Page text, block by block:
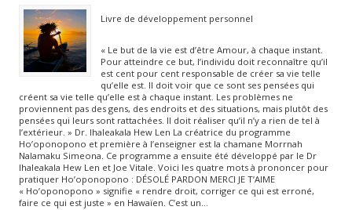
Livre de développement personnel
« Le but de la vie est d’être Amour, à chaque instant.
Pour atteindre ce but, l’individu doit reconnaître qu’il
est cent pour cent responsable de créer sa vie telle
qu’elle est. Il doit voir que ce sont ses pensées qui
créent sa vie telle qu’elle est à chaque instant. Les problèmes ne
proviennent pas des gens, des endroits et des situations, mais plutôt des
pensées qui leurs sont rattachées. Il doit réaliser qu’il n’y a rien de tel à
l’extérieur. » Dr. Ihaleakala Hew Len La créatrice du programme
Ho’oponopono et première à l’enseigner est la chamane Morrnah
Nalamaku Simeona. Ce programme a ensuite été développé par le Dr
Ihaleakala Hew Len et Joe Vitale. Voici les quatre mots à prononcer pour
pratiquer Ho’oponopono : DÉSOLÉ PARDON MERCI JE T’AIME
« Ho’oponopono » signifie « rendre droit, corriger ce qui est erroné,
faire ce qui est juste » en Hawaïen. C’est un…